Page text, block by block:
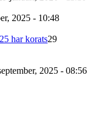
2025 - 10:48
har korats29
2025 - 08:56